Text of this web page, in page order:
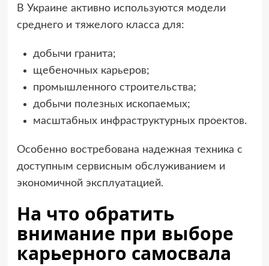
В Украине активно используются модели
среднего и тяжелого класса для:
добычи гранита;
щебеночных карьеров;
промышленного строительства;
добычи полезных ископаемых;
масштабных инфраструктурных проектов.
Особенно востребована надежная техника с
доступным сервисным обслуживанием и
экономичной эксплуатацией.
На что обратить
внимание при выборе
карьерного самосвала